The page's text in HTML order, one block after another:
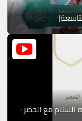
مع الخضر-